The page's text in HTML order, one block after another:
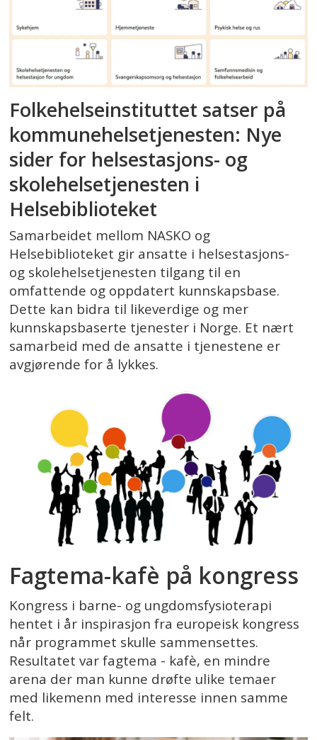
Folkehelseinstituttet satser på
kommunehelsetjenesten: Nye
sider for helsestasjons- og
skolehelsetjenesten i
Helsebiblioteket
Samarbeidet mellom NASKO og
Helsebiblioteket gir ansatte i helsestasjons-
og skolehelsetjenesten tilgang til en
omfattende og oppdatert kunnskapsbase.
Dette kan bidra til likeverdige og mer
kunnskapsbaserte tjenester i Norge. Et nært
samarbeid med de ansatte i tjenestene er
avgjørende for å lykkes.
Fagtema-kafè på kongress
Kongress i barne- og ungdomsfysioterapi
hentet i år inspirasjon fra europeisk kongress
når programmet skulle sammensettes.
Resultatet var fagtema - kafè, en mindre
arena der man kunne drøfte ulike temaer
med likemenn med interesse innen samme
felt.